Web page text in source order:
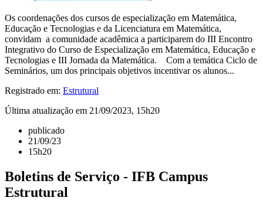
Os coordenações dos cursos de especialização em Matemática,
Educação e Tecnologias e da Licenciatura em Matemática,
convidam a comunidade acadêmica a participarem do III Encontro
Integrativo do Curso de Especialização em Matemática, Educação e
Tecnologias e III Jornada da Matemática. Com a temática Ciclo de
Seminários, um dos principais objetivos incentivar os alunos...
Registrado em: Estrutural
Última atualização em 21/09/2023, 15h20
publicado
21/09/23
15h20
Boletins de Serviço - IFB Campus
Estrutural